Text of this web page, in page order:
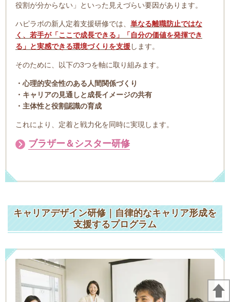
役割が分からない」といった見えづらい要因があります。
ハピラボの新人定着支援研修では、 単なる離職防止ではな
く、若手が「ここで成長できる」「自分の価値を発揮でき
る」と実感できる環境づくりを支援します。
そのために、以下の3つを軸に取り組みます。
・心理的安全性のある人間関係づくり
・キャリアの見通しと成長イメージの共有
・主体性と役割認識の育成
これにより、定着と戦力化を同時に実現します。
ブラザー＆シスター研修
キャリアデザイン研修｜自律的なキャリア形成を
支援するプログラム